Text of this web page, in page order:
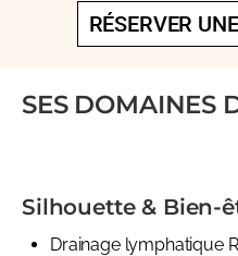
RÉSERVER
SES DOMAINES
Silhouette & Bien-
Drainage lymphatique